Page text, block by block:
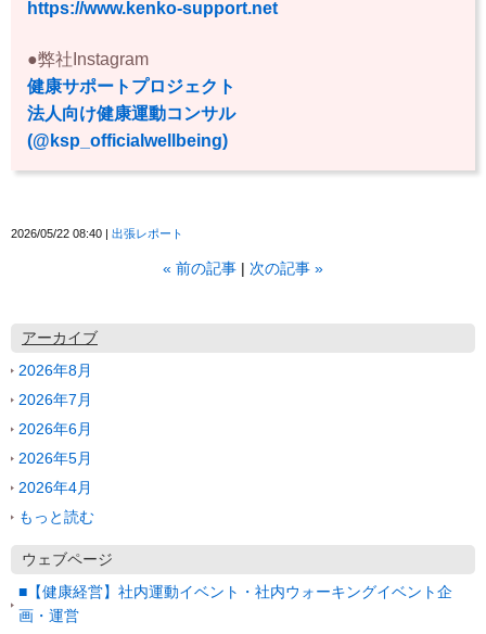
https://www.kenko-support.net
●弊社Instagram
健康サポートプロジェクト
法人向け健康運動コンサル
(@ksp_officialwellbeing)
2026/05/22 08:40 出張レポート
« 前の記事 次の記事 »
アーカイブ
2026年8月
2026年7月
2026年6月
2026年5月
2026年4月
もっと読む
ウェブページ
■【健康経営】社内運動イベント・社内ウォーキングイベント企
画・運営